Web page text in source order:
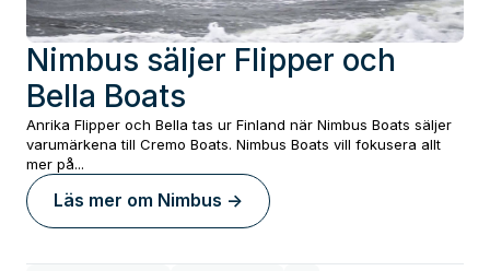
Nimbus säljer Flipper och
Bella Boats
Anrika Flipper och Bella tas ur Finland när Nimbus Boats säljer
varumärkena till Cremo Boats. Nimbus Boats vill fokusera allt
mer på...
Läs mer om Nimbus ->